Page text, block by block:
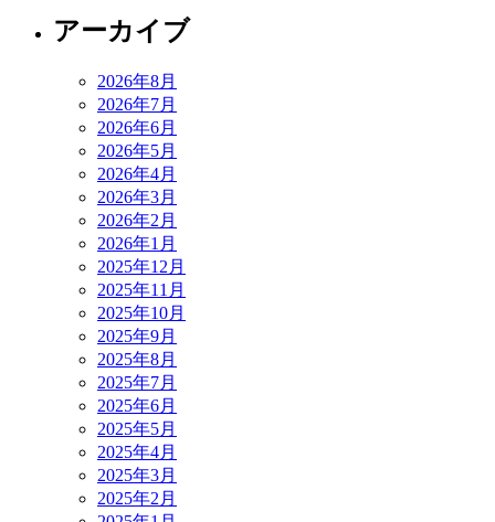
アーカイブ
2026年8月
2026年7月
2026年6月
2026年5月
2026年4月
2026年3月
2026年2月
2026年1月
2025年12月
2025年11月
2025年10月
2025年9月
2025年8月
2025年7月
2025年6月
2025年5月
2025年4月
2025年3月
2025年2月